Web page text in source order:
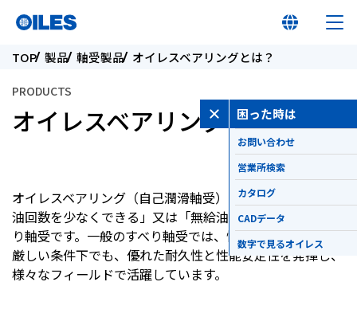
オイレス早わかり
オイレスとは
製品
困った時は
お問い合わせ
営業所検索
カタログ
CADデータ
数字で見るオイレス
TOP 製品 軸受製品 オイレスベアリングとは？
PRODUCTS
オイレスベアリングとは？
オイレスベアリング（自己潤滑軸受）とは、「給油量、給
油回数を少なくできる」又は「無給油で使用できる」すべ
り軸受です。一般のすべり軸受では、性能を維持できない
厳しい条件下でも、優れた耐久性と性能安定性を発揮し、
様々なフィールドで活躍しています。